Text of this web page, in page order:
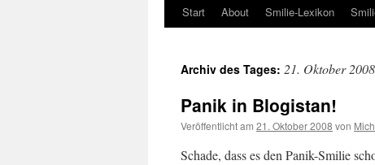
Start About Smilie-Lexikon
Archiv des Tages: 21. Oktober 2008
Panik in Blogistan!
Veröffentlicht am 21. Oktober 2008 von
Schade, dass es den Panik-Smilie